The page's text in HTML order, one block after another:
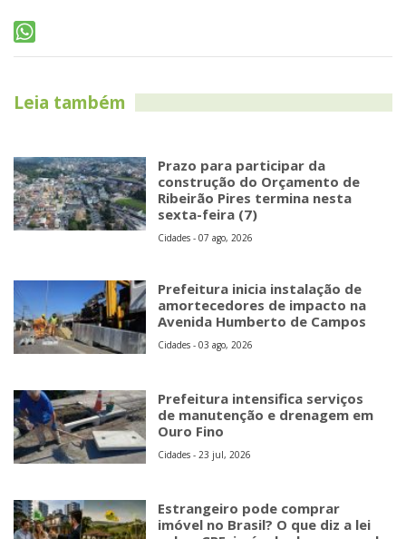
Leia também
Prazo para participar da
construção do Orçamento de
Ribeirão Pires termina nesta
sexta-feira (7)
Cidades - 07 ago, 2026
Prefeitura inicia instalação de
amortecedores de impacto na
Avenida Humberto de Campos
Cidades - 03 ago, 2026
Prefeitura intensifica serviços
de manutenção e drenagem em
Ouro Fino
Cidades - 23 jul, 2026
Estrangeiro pode comprar
imóvel no Brasil? O que diz a lei